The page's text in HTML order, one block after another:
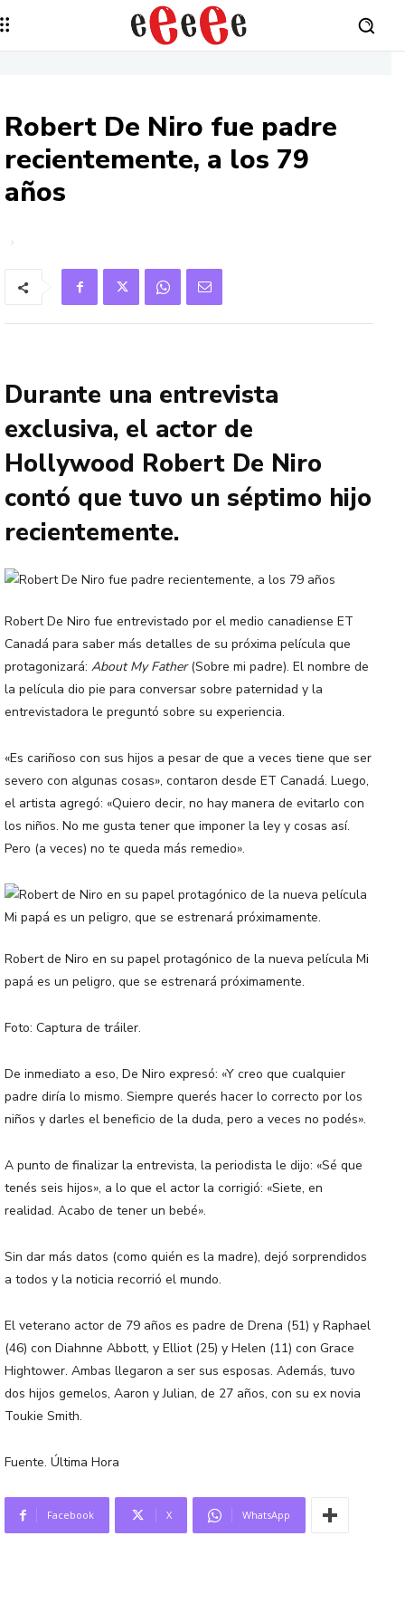
Robert De Niro fue padre
recientemente, a los 79
años
Durante una entrevista
exclusiva, el actor de
Hollywood Robert De Niro
contó que tuvo un séptimo hijo
recientemente.
Robert De Niro fue entrevistado por el medio canadiense ET
Canadá para saber más detalles de su próxima película que
protagonizará: About My Father(Sobre mi padre). El nombre de
la película dio pie para conversar sobre paternidad y la
entrevistadora le preguntó sobre su experiencia.
«Es cariñoso con sus hijos a pesar de que a veces tiene que ser
severo con algunas cosas», contaron desde ET Canadá. Luego,
el artista agregó: «Quiero decir, no hay manera de evitarlo con
los niños. No me gusta tener que imponer la ley y cosas así.
Pero (a veces) no te queda más remedio».
Robert de Niro en su papel protagónico de la nueva película Mi
papá es un peligro, que se estrenará próximamente.
Foto: Captura de tráiler.
De inmediato a eso, De Niro expresó: «Y creo que cualquier
padre diría lo mismo. Siempre querés hacer lo correcto por los
niños y darles el beneficio de la duda, pero a veces no podés».
A punto de finalizar la entrevista, la periodista le dijo: «Sé que
tenés seis hijos», a lo que el actor la corrigió: «Siete, en
realidad. Acabo de tener un bebé».
Sin dar más datos (como quién es la madre), dejó sorprendidos
a todos y la noticia recorrió el mundo.
El veterano actor de 79 años es padre de Drena (51) y Raphael
(46) con Diahnne Abbott, y Elliot (25) y Helen (11) con Grace
Hightower. Ambas llegaron a ser sus esposas. Además, tuvo
dos hijos gemelos, Aaron y Julian, de 27 años, con su ex novia
Toukie Smith.
Fuente. Última Hora
Facebook X WhatsApp